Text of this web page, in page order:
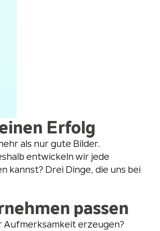
Erfolg
als nur gute Bilder.
entwickeln wir jede
kannst? Drei Dinge, die uns bei
passen
Aufmerksamkeit erzeugen?